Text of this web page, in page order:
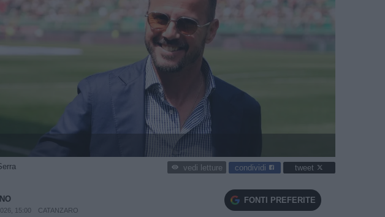
vedi letture condividi tweet
15:00 CATANZARO
FONTI PREFERITE